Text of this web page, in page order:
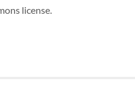
license.